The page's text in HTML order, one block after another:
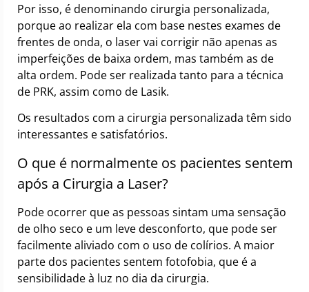
Por isso, é denominando cirurgia personalizada,
porque ao realizar ela com base nestes exames de
frentes de onda, o laser vai corrigir não apenas as
imperfeições de baixa ordem, mas também as de
alta ordem. Pode ser realizada tanto para a técnica
de PRK, assim como de Lasik.
Os resultados com a cirurgia personalizada têm sido
interessantes e satisfatórios.
O que é normalmente os pacientes sentem
após a Cirurgia a Laser?
Pode ocorrer que as pessoas sintam uma sensação
de olho seco e um leve desconforto, que pode ser
facilmente aliviado com o uso de colírios. A maior
parte dos pacientes sentem fotofobia, que é a
sensibilidade à luz no dia da cirurgia.